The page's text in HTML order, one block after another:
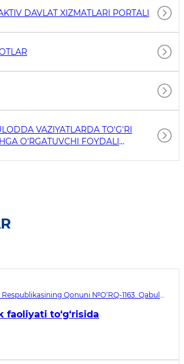
DAVLAT XIZMATLARI PORTALI
VAZIYATLARDA TO'G'RI
O'RGATUVCHI FOYDALI
Respublikasining Qonuni №O‘RQ-1163. Qabul
faoliyati to‘g‘risida